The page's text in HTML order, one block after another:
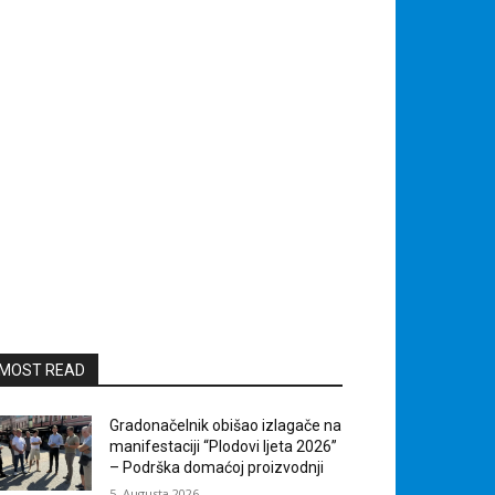
READ
Gradonačelnik obišao izlagače na
manifestaciji “Plodovi ljeta 2026”
– Podrška domaćoj proizvodnji